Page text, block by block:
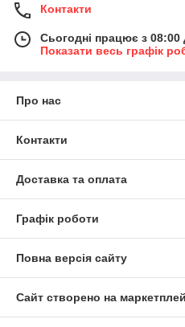
Контакти
Сьогодні працює з 08:00
Показати весь графік
Про нас
Контакти
Доставка та оплата
Графік роботи
Повна версія сайту
Сайт створено на